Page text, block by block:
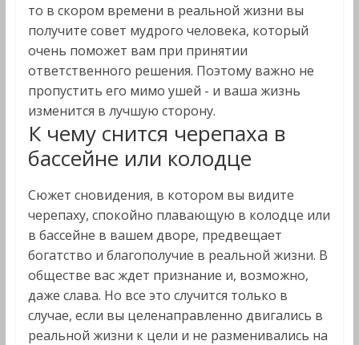
то в скором времени в реальной жизни вы
получите совет мудрого человека, который
очень поможет вам при принятии
ответственного решения. Поэтому важно не
пропустить его мимо ушей - и ваша жизнь
изменится в лучшую сторону.
К чему снится черепаха в
бассейне или колодце
Сюжет сновидения, в котором вы видите
черепаху, спокойно плавающую в колодце или
в бассейне в вашем дворе, предвещает
богатство и благополучие в реальной жизни. В
обществе вас ждет признание и, возможно,
даже слава. Но все это случится только в
случае, если вы целенаправленно двигались в
реальной жизни к цели и не разменивались на